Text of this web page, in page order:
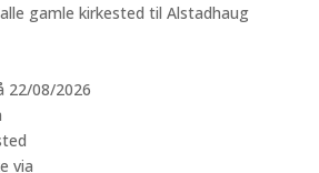
gamle kirkested til Alstadhaug
22/08/2026